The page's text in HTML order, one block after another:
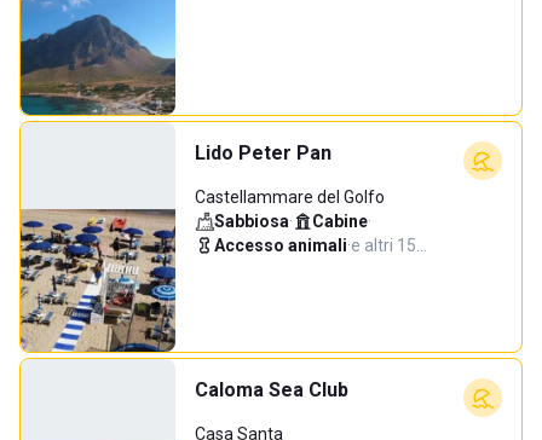
Lido Peter Pan
Castellammare del Golfo
Sabbiosa· Cabine·
Accesso animali·e altri 15…
Caloma Sea Club
Casa Santa